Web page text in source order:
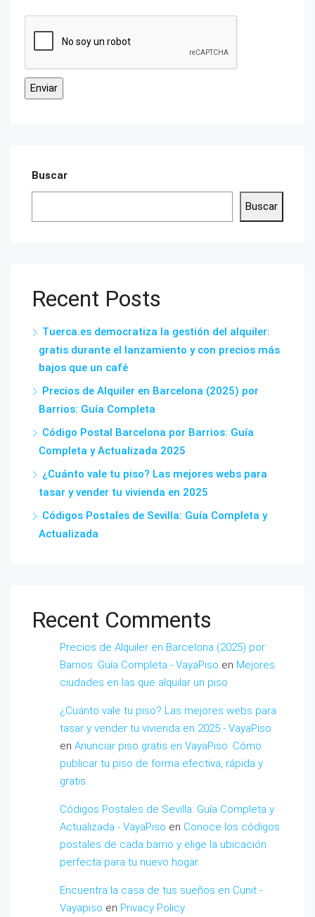
Buscar
Buscar
Recent Posts
Tuerca.es democratiza la gestión del alquiler:
gratis durante el lanzamiento y con precios más
bajos que un café
Precios de Alquiler en Barcelona (2025) por
Barrios: Guía Completa
Código Postal Barcelona por Barrios: Guía
Completa y Actualizada 2025
¿Cuánto vale tu piso? Las mejores webs para
tasar y vender tu vivienda en 2025
Códigos Postales de Sevilla: Guía Completa y
Actualizada
Recent Comments
Precios de Alquiler en Barcelona (2025) por
Barrios: Guía Completa - VayaPiso en Mejores
ciudades en las que alquilar un piso
¿Cuánto vale tu piso? Las mejores webs para
tasar y vender tu vivienda en 2025 - VayaPiso
en Anunciar piso gratis en VayaPiso: Cómo
publicar tu piso de forma efectiva, rápida y
gratis.
Códigos Postales de Sevilla: Guía Completa y
Actualizada - VayaPiso en Conoce los códigos
postales de cada barrio y elige la ubicación
perfecta para tu nuevo hogar.
Encuentra la casa de tus sueños en Cunit -
Vayapiso en Privacy Policy